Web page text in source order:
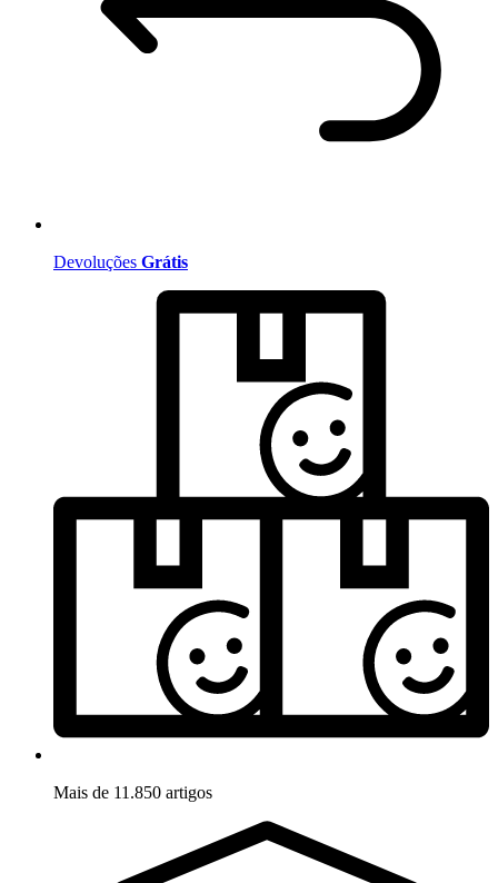
Devoluções Grátis
Mais de 11.850 artigos